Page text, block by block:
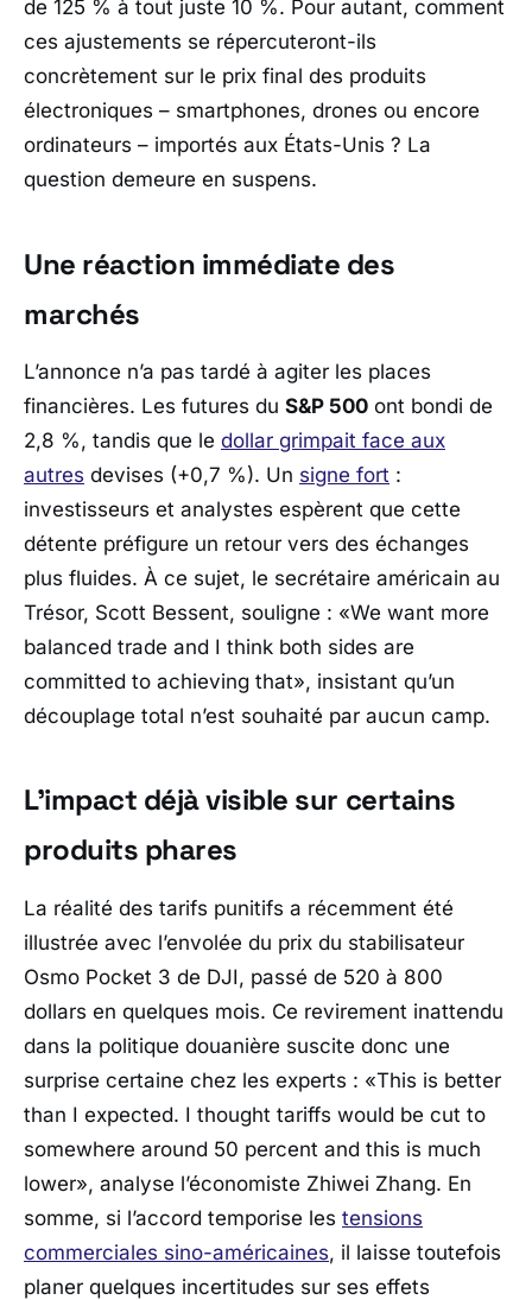
de 125 % à tout juste 10 %. Pour autant, comment
ces ajustements se répercuteront-ils
concrètement sur le prix final des produits
électroniques – smartphones, drones ou encore
ordinateurs – importés aux États-Unis ? La
question demeure en suspens.
Une réaction immédiate des
marchés
L’annonce n’a pas tardé à agiter les places
financières. Les futures du S&P 500 ont bondi de
2,8 %, tandis que le dollar grimpait face aux
autres devises (+0,7 %). Un signe fort :
investisseurs et analystes espèrent que cette
détente préfigure un retour vers des échanges
plus fluides. À ce sujet, le secrétaire américain au
Trésor, Scott Bessent, souligne : «We want more
balanced trade and I think both sides are
committed to achieving that», insistant qu’un
découplage total n’est souhaité par aucun camp.
L’impact déjà visible sur certains
produits phares
La réalité des tarifs punitifs a récemment été
illustrée avec l’envolée du prix du stabilisateur
Osmo Pocket 3 de DJI , passé de 520 à 800
dollars en quelques mois. Ce revirement inattendu
dans la politique douanière suscite donc une
surprise certaine chez les experts : «This is better
than I expected. I thought tariffs would be cut to
somewhere around 50 percent and this is much
lower», analyse l’économiste Zhiwei Zhang. En
somme, si l’accord temporise les tensions
commerciales sino-américaines, il laisse toutefois
planer quelques incertitudes sur ses effets